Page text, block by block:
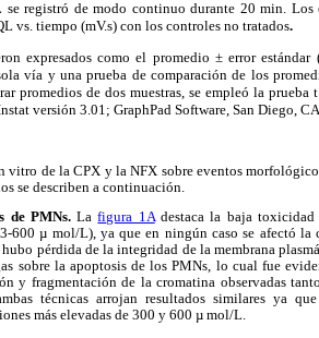
registró de modo continuo durante 20 min. Los
vs. tiempo (mV.s) con los controles no tratados.
expresados como el promedio ± error
vía y una prueba de comparación de los
promedios de dos muestras, se empleó la prueba
versión 3.01; GraphPad Software, San Diego,
vitro de la CPX y la NFX sobre eventos
se describen a continuación.
de PMNs.Lafigura 1Adestaca la baja toxicidad
600 µ mol/L), ya que en ningún caso se afectó
pérdida de la integridad de la membrana
sobre la apoptosis de los PMNs, lo cual fue
y fragmentación de la cromatina observadas
técnicas arrojan resultados similares ya
más elevadas de 300 y 600 µ mol/L.